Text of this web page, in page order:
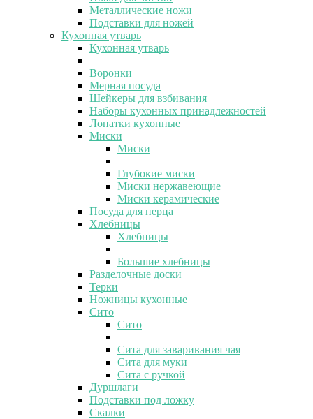
Металлические ножи
Подставки для ножей
Кухонная утварь
Кухонная утварь
Воронки
Мерная посуда
Шейкеры для взбивания
Наборы кухонных принадлежностей
Лопатки кухонные
Миски
Миски
Глубокие миски
Миски нержавеющие
Миски керамические
Посуда для перца
Хлебницы
Хлебницы
Большие хлебницы
Разделочные доски
Терки
Ножницы кухонные
Сито
Сито
Сита для заваривания чая
Сита для муки
Сита с ручкой
Дуршлаги
Подставки под ложку
Скалки